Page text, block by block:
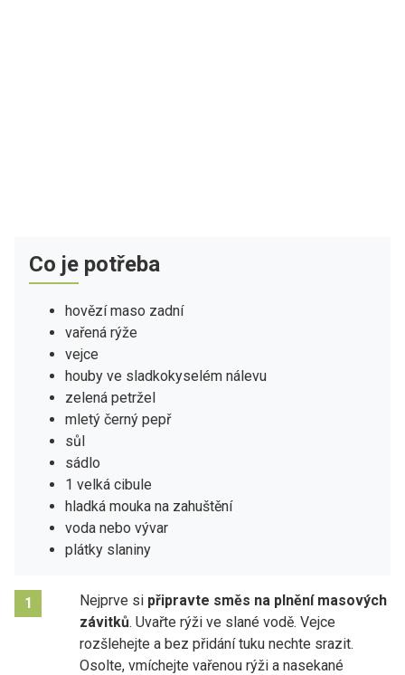
Co je potřeba
hovězí maso zadní
vařená rýže
vejce
houby ve sladkokyselém nálevu
zelená petržel
mletý černý pepř
sůl
sádlo
1 velká cibule
hladká mouka na zahuštění
voda nebo vývar
plátky slaniny
1 Nejprve si připravte směs na plnění masových
závitků. Uvařte rýži ve slané vodě. Vejce
rozšlehejte a bez přidání tuku nechte srazit.
Osolte, vmíchejte vařenou rýži a nasekané